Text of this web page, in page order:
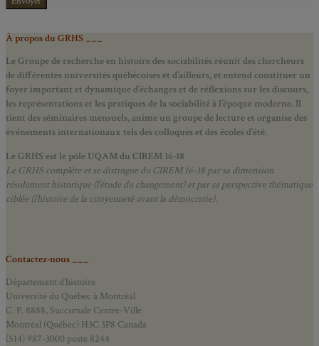
À propos du GRHS ___
Le Groupe de recherche en histoire des sociabilités réunit des chercheurs
de différentes universités québécoises et d’ailleurs, et entend constituer un
foyer important et dynamique d’échanges et de réflexions sur les discours,
les représentations et les pratiques de la sociabilité à l’époque moderne. Il
tient des séminaires mensuels, anime un groupe de lecture et organise des
événements internationaux tels des colloques et des écoles d’été.
Le GRHS est le pôle UQAM du CIREM 16-18
Le GRHS complète et se distingue du CIREM 16-18 par sa dimension
résolument historique (l’étude du changement) et par sa perspective thématique
ciblée (l’histoire de la citoyenneté avant la démocratie).
Contactez-nous ___
Département d’histoire
Université du Québec à Montréal
C. P. 8888, Succursale Centre-Ville
Montréal (Québec) H3C 3P8 Canada
(514) 987-3000 poste 8244